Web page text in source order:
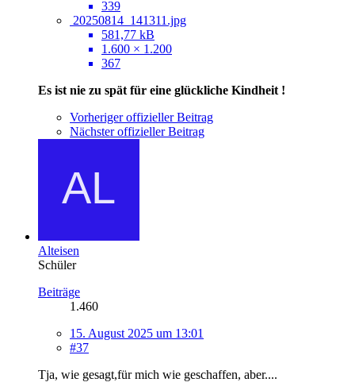
339
20250814_141311.jpg
581,77 kB
1.600 × 1.200
367
Es ist nie zu spät für eine glückliche Kindheit !
Vorheriger offizieller Beitrag
Nächster offizieller Beitrag
Alteisen
Schüler
Beiträge
1.460
15. August 2025 um 13:01
#37
Tja, wie gesagt,für mich wie geschaffen, aber....